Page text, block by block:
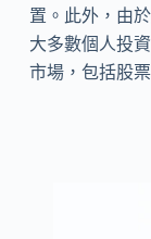
置。此外，由
大多數個人投
市場，包括股